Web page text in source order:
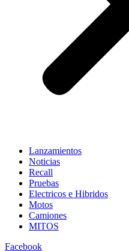
Lanzamientos
Noticias
Recall
Pruebas
Electricos e Hibridos
Motos
Camiones
MITOS
Facebook